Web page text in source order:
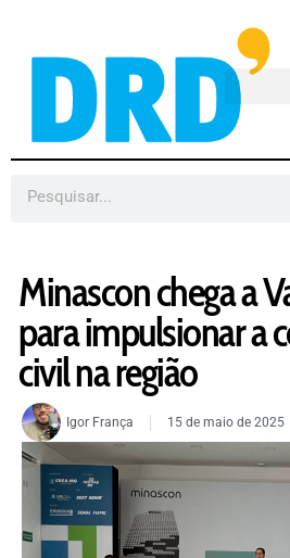
Minascon chega a
para impulsionar a
civil na região
Igor França 15 de maio de 2025